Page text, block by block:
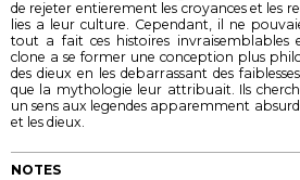
de rejeter entierement les croyances et les
lies a leur culture. Cependant, il ne
tout a fait ces histoires invraisemblables
clone a se former une conception plus
des dieux en les debarrassant des
que la mythologie leur attribuait. Ils
un sens aux legendes apparemment
et les dieux.
NOTES